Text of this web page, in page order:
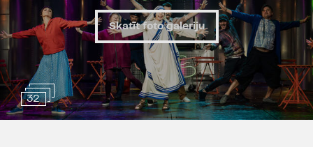
32
Skatīt foto galeriju